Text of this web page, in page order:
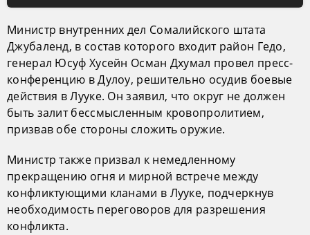
Министр внутренних дел Сомалийского штата
Джубаленд, в состав которого входит район Гедо,
генерал Юсуф Хусейн Осман Дхумал провел пресс-
конференцию в Дулоу, решительно осудив боевые
действия в Лууке. Он заявил, что округ не должен
быть залит бессмысленным кровопролитием,
призвав обе стороны сложить оружие.
Министр также призвал к немедленному
прекращению огня и мирной встрече между
конфликтующими кланами в Лууке, подчеркнув
необходимость переговоров для разрешения
конфликта.